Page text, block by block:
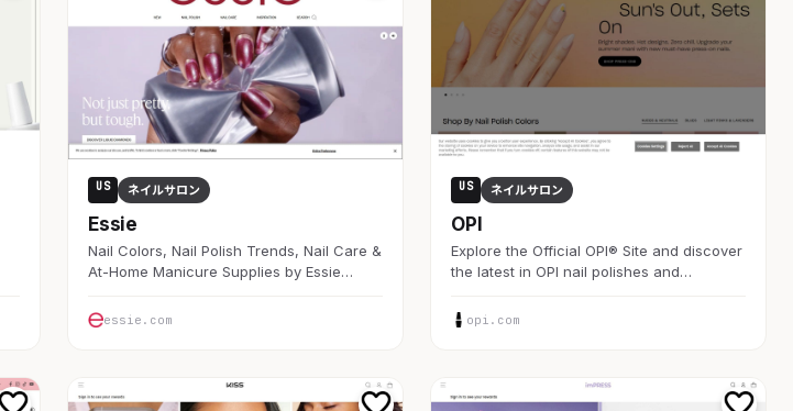
US ネイルサロン
Essie
Nail Colors, Nail Polish Trends, Nail Care &
At-Home Manicure Supplies by Essie…
essie.com
US ネイルサロン
OPI
Explore the Official OPI® Site and discover
the latest in OPI nail polishes and…
opi.com